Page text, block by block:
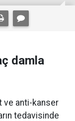
damla
ve anti-kanser
tedavisinde